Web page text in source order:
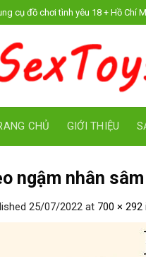
cụ đồ chơi tình yêu 18 + Hồ Chí
CHỦ GIỚI THIỆU
ngậm nhân
25/07/2022 at 700 × 292